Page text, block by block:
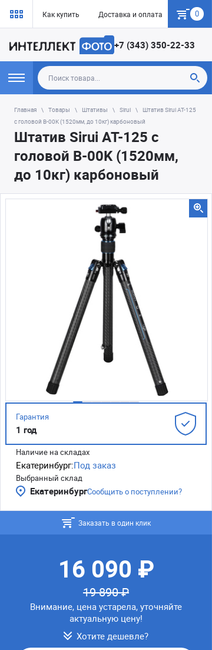
Как купить Доставка и оплата Гарантия
0
+7 (343) 350-22-33
Главная Товары Штативы Sirui
Штатив Sirui AT-125
с головой B-00K (1520мм, до 10кг) карбоновый
Штатив Sirui AT-125 с
головой B-00K (1520мм,
до 10кг) карбоновый
Гарантия
1 год
Наличие на складах
Екатеринбург:Под заказ
Выбранный склад
ЕкатеринбургСообщить о поступлении?
Заказать в один клик
16 090 ₽
19 890 ₽
Внимание, цена устарела, уточняйте
актуальную цену!
Хотите дешевле?